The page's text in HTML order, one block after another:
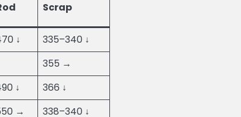
Scrap
↓
335–340 ↓
355 →
↓
366 ↓
→
338–340 ↓